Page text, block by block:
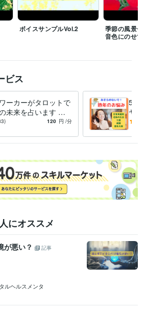
曲家・作詞家 経験年数 : 42年
グ
2014年8月 ~ 現在
ありがとうございます！ お陰様でゴールド
！ フォロワー様700人超え、ありがとうご
実績30になりました！ありがとうございま
ナランクになりました！ありがとうござい
になりました！ありがとうございます！ フ
取得年 : 2020年
年 Excel:25年
年CapCut:3年
ボイスサンプルVol.2
季節の風景〜
音色にのせて
ビス
ーカーがタロットで
未来を占います 恋
関係・お仕事❤️あな
120 円 /分
50才
ヤし
年・
ご不
にオススメ
が悪い？
記事
ルヘルスメンタ